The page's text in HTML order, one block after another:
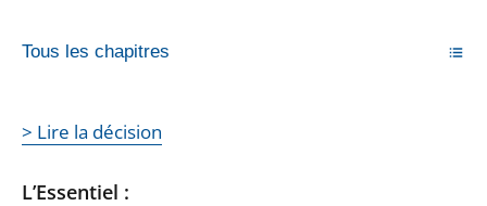
Tous les chapitres
> Lire la décision
L’Essentiel :